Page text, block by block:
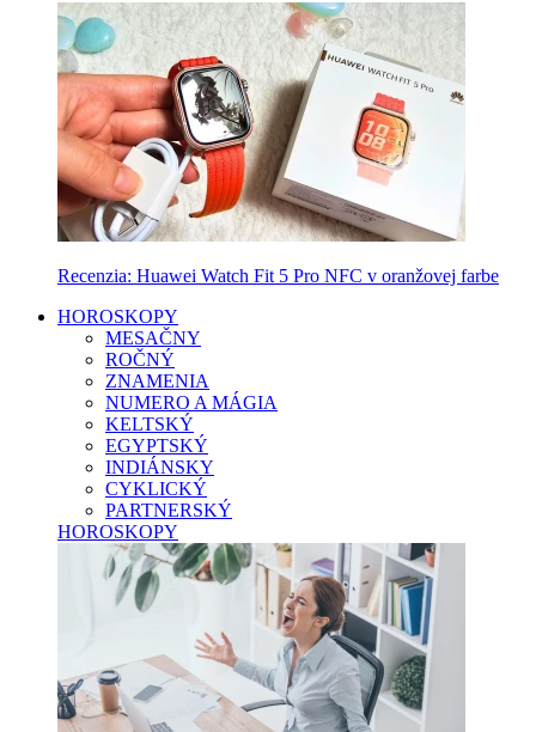
Recenzia: Huawei Watch Fit 5 Pro NFC v oranžovej farbe
HOROSKOPY
MESAČNY
ROČNÝ
ZNAMENIA
NUMERO A MÁGIA
KELTSKÝ
EGYPTSKÝ
INDIÁNSKY
CYKLICKÝ
PARTNERSKÝ
HOROSKOPY